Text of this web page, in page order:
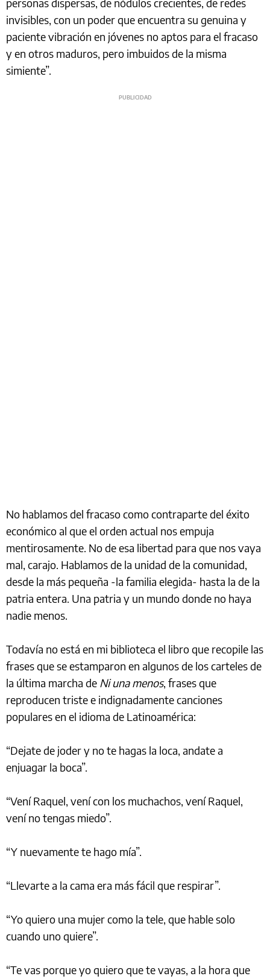
personas dispersas, de nódulos crecientes, de redes
invisibles, con un poder que encuentra su genuina y
paciente vibración en jóvenes no aptos para el fracaso
y en otros maduros, pero imbuidos de la misma
simiente”.
No hablamos del fracaso como contraparte del éxito
económico al que el orden actual nos empuja
mentirosamente. No de esa libertad para que nos vaya
mal, carajo. Hablamos de la unidad de la comunidad,
desde la más pequeña -la familia elegida- hasta la de la
patria entera. Una patria y un mundo donde no haya
nadie menos.
Todavía no está en mi biblioteca el libro que recopile las
frases que se estamparon en algunos de los carteles de
la última marcha de Ni una menos, frases que
reproducen triste e indignadamente canciones
populares en el idioma de Latinoamérica:
“Dejate de joder y no te hagas la loca, andate a
enjuagar la boca”.
“Vení Raquel, vení con los muchachos, vení Raquel,
vení no tengas miedo”.
“Y nuevamente te hago mía”.
“Llevarte a la cama era más fácil que respirar”.
“Yo quiero una mujer como la tele, que hable solo
cuando uno quiere”.
“Te vas porque yo quiero que te vayas, a la hora que